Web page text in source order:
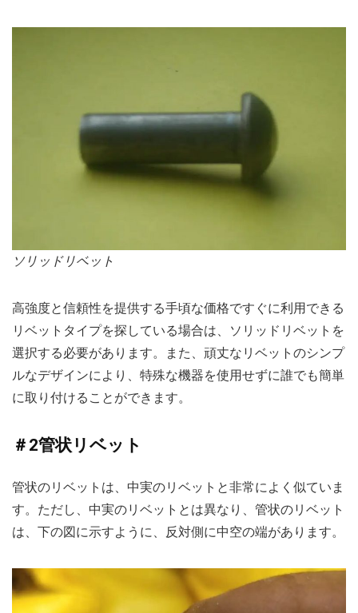
ソリッドリベット
高強度と信頼性を提供する手頃な価格ですぐに利用できる
リベットタイプを探している場合は、ソリッドリベットを
選択する必要があります。また、頑丈なリベットのシンプ
ルなデザインにより、特殊な機器を使用せずに誰でも簡単
に取り付けることができます。
＃2管状リベット
管状のリベットは、中実のリベットと非常によく似ていま
す。ただし、中実のリベットとは異なり、管状のリベット
は、下の図に示すように、反対側に中空の端があります。